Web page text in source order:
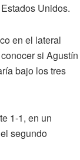
Unidos.
en el lateral
si Agustín
bajo los tres
1-1, en un
segundo